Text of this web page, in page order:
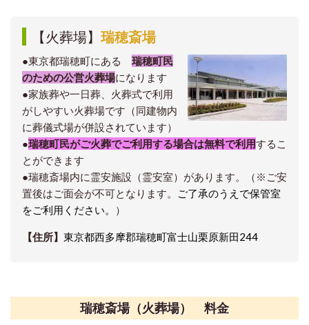
【火葬場】瑞穂斎場
●東京都瑞穂町にある 瑞穂町民
のための公営火葬場になります
●家族葬や一日葬、火葬式で利用
がしやすい火葬場です（同建物内
に葬儀式場が併設されています）
●瑞穂町民がご火葬でご利用する場合は無料で利用するこ
とができます
●瑞穂斎場内に霊安施設（霊安室）があります。
（※ご安
置後はご面会が不可となります。
ご了承のうえで保管室
をご利用ください。
）
【住所】 東京都西多摩郡瑞穂町富士山栗原新田244
瑞穂斎場（火葬場） 料金